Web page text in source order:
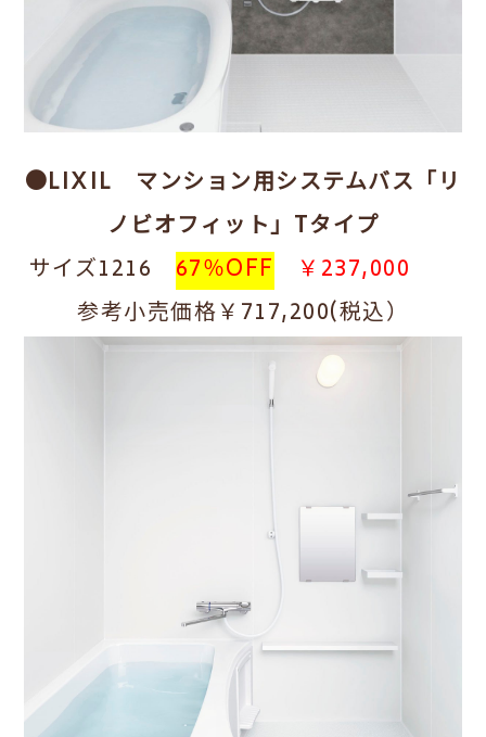
●LIXIL マンション用システムバス 「リ
ノビオフィット」Tタイプ
サイズ1216 67％OFF ￥237,000
参考小売価格￥717,200(税込）